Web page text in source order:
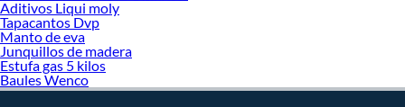
Aditivos Liqui moly
Tapacantos Dvp
Manto de eva
Junquillos de madera
Estufa gas 5 kilos
Baules Wenco